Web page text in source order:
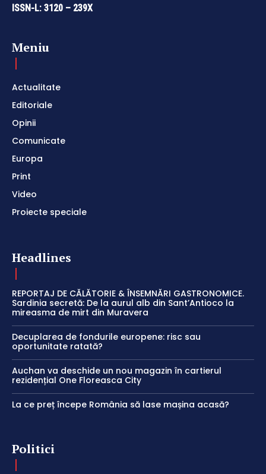
ISSN-L: 3120 – 239X
Meniu
Actualitate
Editoriale
Opinii
Comunicate
Europa
Print
Video
Proiecte speciale
Headlines
REPORTAJ DE CĂLĂTORIE & ÎNSEMNĂRI GASTRONOMICE.
Sardinia secretă: De la aurul alb din Sant’Antioco la
mireasma de mirt din Muravera
Decuplarea de fondurile europene: risc sau
oportunitate ratată?
Auchan va deschide un nou magazin în cartierul
rezidențial One Floreasca City
La ce preț începe România să lase mașina acasă?
Politici